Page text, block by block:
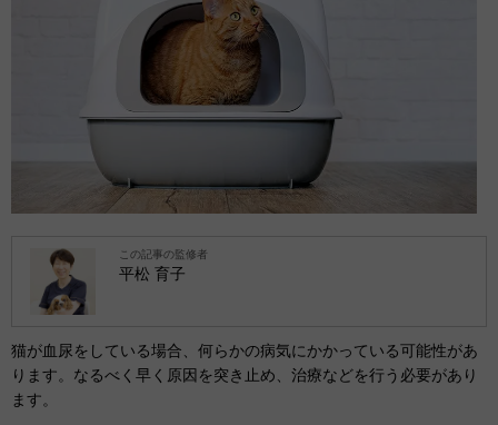
この記事の監修者
平松 育子
猫が血尿をしている場合、何らかの病気にかかっている可能性があ
ります。なるべく早く原因を突き止め、治療などを行う必要があり
ます。